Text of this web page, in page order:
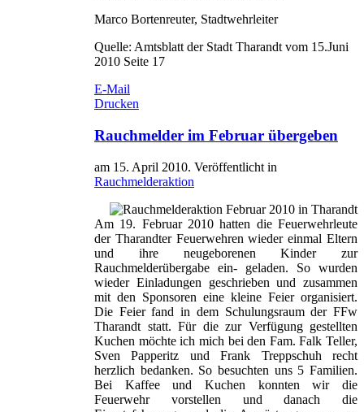
Marco Bortenreuter, Stadtwehrleiter
Quelle: Amtsblatt der Stadt Tharandt vom 15.Juni
2010 Seite 17
E-Mail
Drucken
Rauchmelder im Februar übergeben
am 15. April 2010. Veröffentlicht in
Rauchmelderaktion
Am 19. Februar 2010 hatten die Feuerwehrleute
der Tharandter Feuerwehren wieder einmal Eltern
und ihre neugeborenen Kinder zur
Rauchmelderübergabe ein- geladen. So wurden
wieder Einladungen geschrieben und zusammen
mit den Sponsoren eine kleine Feier organisiert.
Die Feier fand in dem Schulungsraum der FFw
Tharandt statt. Für die zur Verfügung gestellten
Kuchen möchte ich mich bei den Fam. Falk Teller,
Sven Papperitz und Frank Treppschuh recht
herzlich bedanken. So besuchten uns 5 Familien.
Bei Kaffee und Kuchen konnten wir die
Feuerwehr vorstellen und danach die